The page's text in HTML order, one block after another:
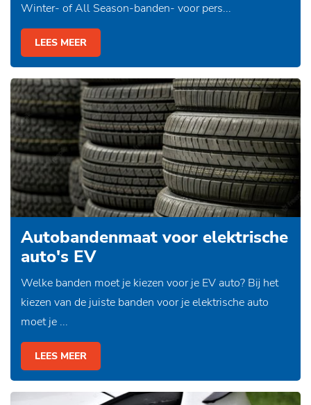
Winter- of All Season-banden- voor pers...
LEES MEER
Autobandenmaat voor elektrische
auto's EV
Welke banden moet je kiezen voor je EV auto? Bij het
kiezen van de juiste banden voor je elektrische auto
moet je ...
LEES MEER